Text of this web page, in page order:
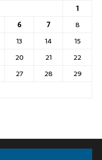
1
6 7
8
13 14
15
20 21
22
27 28
29